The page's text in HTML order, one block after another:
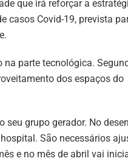
que irá reforçar a
casos Covid-19, prevista
parte tecnológica.
dos espaços do
seu grupo gerador. No
São necessários
e no mês de abril vai